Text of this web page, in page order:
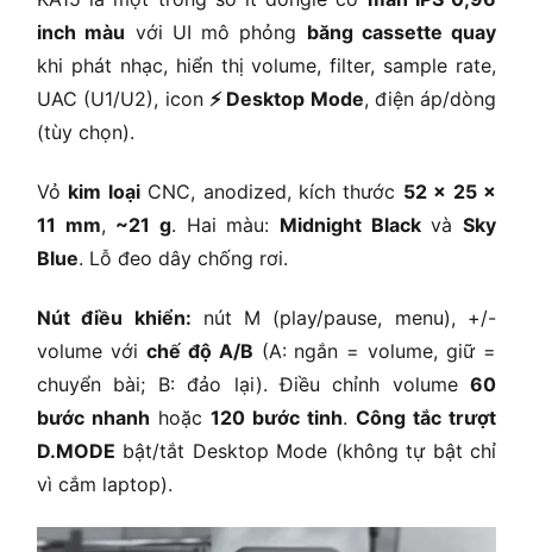
inch màu với UI mô phỏng băng cassette quay
khi phát nhạc, hiển thị volume, filter, sample rate,
UAC (U1/U2), icon ⚡ Desktop Mode, điện áp/dòng
(tùy chọn).
Vỏ kim loạiCNC, anodized, kích thước 52 × 25 ×
11 mm, ~21 g. Hai màu: Midnight BlackvàSky
Blue. Lỗ đeo dây chống rơi.
Nút điều khiển: nút M (play/pause, menu), +/-
volume với chế độ A/B (A: ngắn = volume, giữ =
chuyển bài; B: đảo lại). Điều chỉnh volume 60
bước nhanh hoặc 120 bước tinh. Công tắc trượt
D.MODE bật/tắt Desktop Mode (không tự bật chỉ
vì cắm laptop).